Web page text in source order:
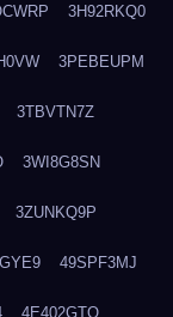
3H92RKQ0
3PEBEUPM
3TBVTN7Z
3WI8G8SN
3ZUNKQ9P
49SPF3MJ
4E402GTO